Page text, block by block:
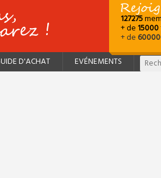
127275
+ de15000
+ de
D'ACHAT EVÉNEMENTS